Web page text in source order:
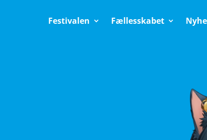
Festivalen
Fællesskabet